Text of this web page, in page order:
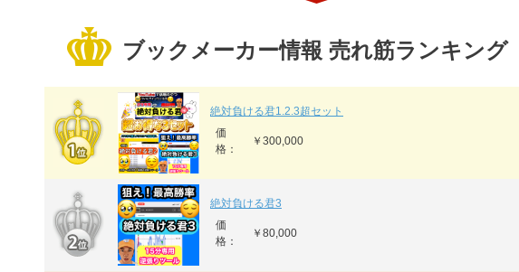
ブックメーカー情報 売れ筋ランキング
絶対負ける君1.2.3超セット
価
格：
￥300,000
絶対負ける君3
価
格：
￥80,000